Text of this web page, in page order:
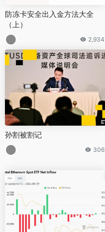
防冻卡安全出入金方法大全
（上）
2,934
孙割被割记
306